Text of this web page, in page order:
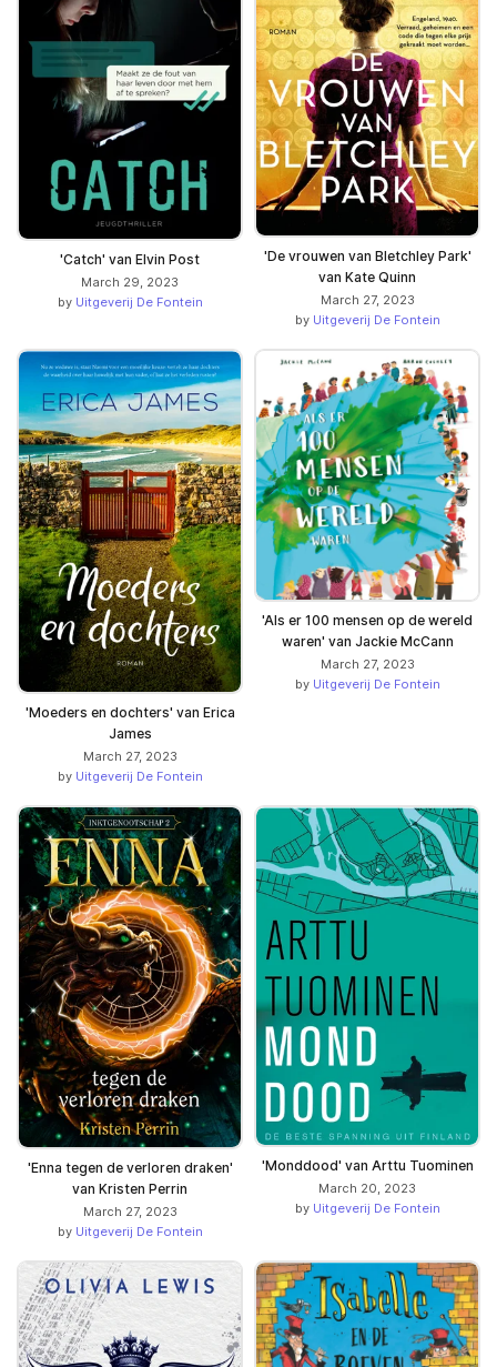
'Catch' van Elvin Post
March 29, 2023
by Uitgeverij De Fontein
'De vrouwen van Bletchley Park'
van Kate Quinn
March 27, 2023
by Uitgeverij De Fontein
'Moeders en dochters' van Erica
James
March 27, 2023
by Uitgeverij De Fontein
'Als er 100 mensen op de wereld
waren' van Jackie McCann
March 27, 2023
by Uitgeverij De Fontein
'Enna tegen de verloren draken'
van Kristen Perrin
March 27, 2023
by Uitgeverij De Fontein
'Monddood' van Arttu Tuominen
March 20, 2023
by Uitgeverij De Fontein